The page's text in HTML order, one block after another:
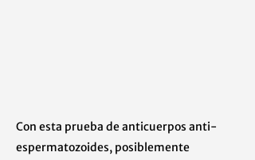
Con esta prueba de anticuerpos anti-
espermatozoides, posiblemente